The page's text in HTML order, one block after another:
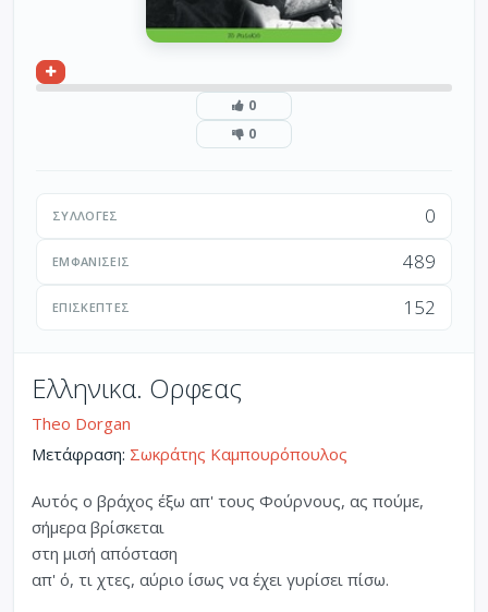
0
0
ΣΥΛΛΟΓΈΣ 0
ΕΜΦΑΝΊΣΕΙΣ 489
ΕΠΙΣΚΈΠΤΕΣ 152
Ελληνικα. Ορφεας
Theo Dorgan
Μετάφραση: Σωκράτης Καμπουρόπουλος
Αυτός ο βράχος έξω απ' τους Φούρνους, ας πούμε,
σήμερα βρίσκεται
στη μισή απόσταση
απ' ό, τι χτες, αύριο ίσως να έχει γυρίσει πίσω.